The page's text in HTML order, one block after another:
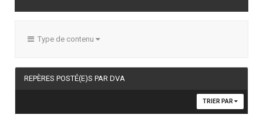
Type de contenu
REPÈRES POSTÉ(E)S PAR DVA
TRIER PAR